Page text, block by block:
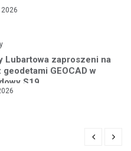
Lubartowa zaproszeni na
GEOCAD w
S19